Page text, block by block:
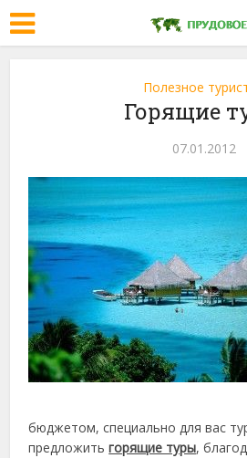
Полезное
Горящие
07.01.2012
бюджетом, специально для вас
предложитьгорящие туры,